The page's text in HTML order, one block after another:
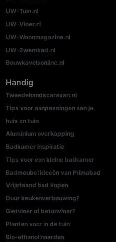
UW-Tuin.nl
UW-Vloer.nl
UW-Woonmagazine.nl
UW-Zwembad.nl
Bouwkavelsonline.nl
Handig
Tweedehandscaravan.nl
Tips voor aanpassingen aan je
huis en tuin
Aluminium overkapping
Badkamer inspiratie
Tips voor een kleine badkamer
Badmeubel ideeën van Primabad
Vrijstaand bad kopen
Duur keukenverbouwing?
Gietvloer of betonvloer?
Planten voor in de tuin
Bio-ethanol haarden